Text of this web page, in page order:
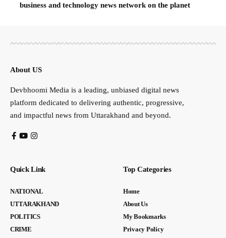
business and technology news network on the planet
About US
Devbhoomi Media is a leading, unbiased digital news
platform dedicated to delivering authentic, progressive,
and impactful news from Uttarakhand and beyond.
Quick Link
NATIONAL
UTTARAKHAND
POLITICS
CRIME
Top Categories
Home
About Us
My Bookmarks
Privacy Policy